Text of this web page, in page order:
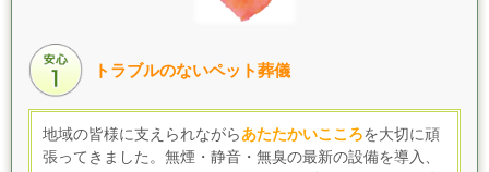
トラブルのないペット葬儀
地域の皆様に支えられながら あたたかいこころを大切に頑
張ってきました。無煙・静音・無臭の最新の設備を導入、